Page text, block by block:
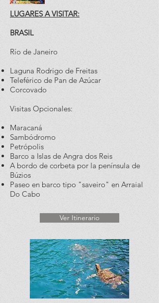
LUGARES A VISITAR:
BRASIL
Río de Janeiro
Laguna Rodrigo de Freitas
Teleférico de Pan de Azúcar
Corcovado
Visitas Opcionales:
Maracaná
Sambódromo
Petrópolis
Barco a Islas de Angra dos Reis
A bordo de corbeta por la península de
Búzios
Paseo en barco tipo "saveiro" en Arraial
Do Cabo
Ver Itinerario